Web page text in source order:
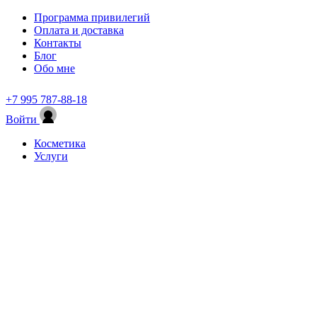
Программа привилегий
Оплата и доставка
Контакты
Блог
Обо мне
+7 995 787-88-18
Войти
Косметика
Услуги